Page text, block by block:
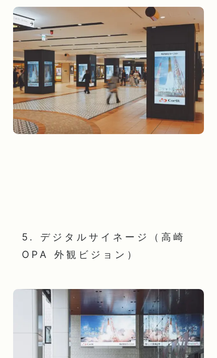
5. デジタルサイネージ（高崎
OPA 外観ビジョン）